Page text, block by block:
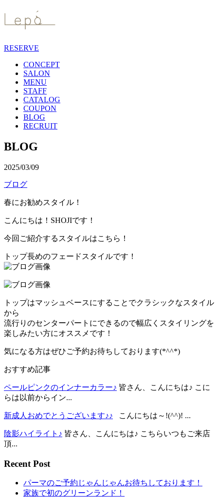
RESERVE
CONCEPT
SALON
MENU
STAFF
CATALOG
COUPON
BLOG
RECRUIT
BLOG
2025/03/09
ブログ
春にお勧めスタイル！
こんにちは！SHOJIです！
今回ご紹介するスタイルはこちら！
トップ長めのフェードスタイルです！
トップはマッシュベースにすることでクラシックなスタイル
から
流行りのセンターパートにできるので幅広くスタイリングを
楽しみたい方にオススメです！
気になる方はぜひご予約お待ちしております(*^^*)
おすすめ記事
ペールピンクのインナーカラー♪ 皆さん、こんにちは♪ こに
らは以前からイン...
新成人おめでとうございます♪♪ こんにちは～!(^^)! ...
陰影ハイライト♪ 皆さん、こんにちは♪ こちらいつもご来店
頂...
Recent Post
パーマのご予約じゃんじゃんお待ちしております！
家族で初のグリーンランド！